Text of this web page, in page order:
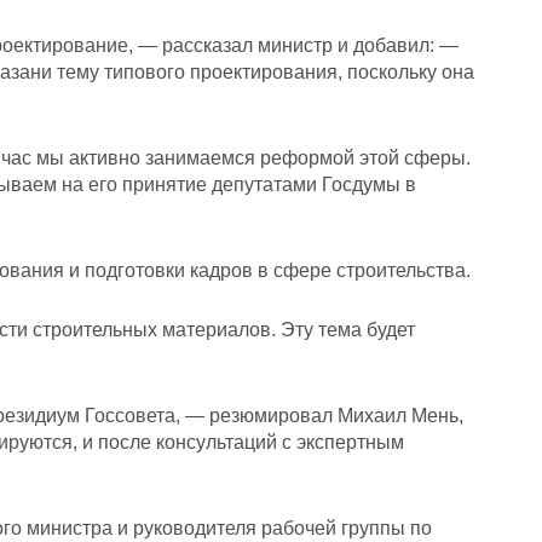
— рассказал министр и добавил: —
тему типового проектирования, поскольку она
мы активно занимаемся реформой этой сферы.
на его принятие депутатами Госдумы в
и подготовки кадров в сфере строительства.
строительных материалов. Эту тема будет
Госсовета, — резюмировал Михаил Мень,
и после консультаций с экспертным
министра и руководителя рабочей группы по